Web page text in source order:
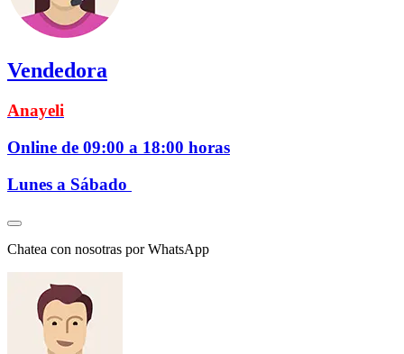
Vendedora
Anayeli
Online de 09:00 a 18:00 horas
Lunes a Sábado
Chatea con nosotras por WhatsApp